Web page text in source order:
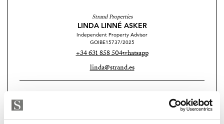
Strand Properties
LINDA LINNÉ ASKER
Independent Property Advisor
GOIBE15737/2025
+34 631 858 504whatsapp
linda@strand.es
Sind Sie an dieser Immobilie
eine ruhige und authentische Nachbarschaft suchen, ist
El Molinar Ihr Traumziel. Flughafen und Stadtzentrum
sind nur 5 Autominuten entfernt.
Verpassen Sie nicht die Chance, ein außergewöhnliches
Stadthaus in einer der begehrtesten Lagen von El
Molinar zu erwerben. Kontaktieren Sie uns noch
heute, um einen Besichtigungstermin zu vereinbaren
und sich diese unglaubliche Immobilie selbst